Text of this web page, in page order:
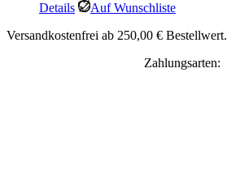
Details
Auf Wunschliste
Versandkostenfrei ab 250,00 € Bestellwert.
Zahlungsarten: